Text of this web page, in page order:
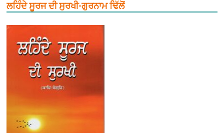
ਲਹਿੰਦੇ ਸੂਰਜ ਦੀ ਸੁਰਖੀ-ਗੁਰਨਾਮ ਢਿੱਲੋਂ